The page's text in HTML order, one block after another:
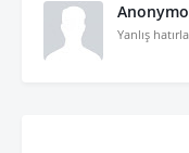
Yanlış